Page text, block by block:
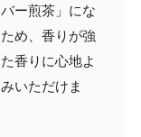
ー煎茶」にな
め、香りが強
香りに心地よ
いただけま